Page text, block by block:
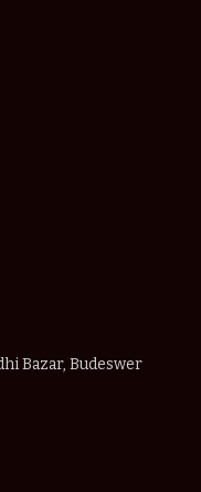
Bazar, Budeswer